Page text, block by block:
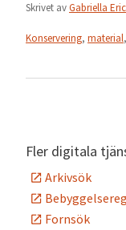
Skrivet avGabriella
Konservering, material,
Fler digitala
Arkivsök
Fornsök